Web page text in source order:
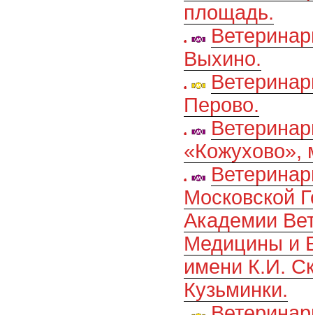
площадь.
Выхино.
Перово.
«Кожухово»,
Московской
Академии
Медицины и
имени К.И.
Кузьминки.